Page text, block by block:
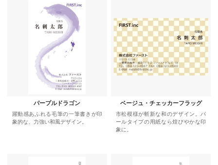
パープルドラゴン
躍動感あふれる毛筆の一筆書きが印
象的な、力強い和風デザイン。
ベージュ・チェッカーフラッグ
市松模様が斬新な和のデザイン。パ
ールタイプの用紙なら煌びやかな印
象に。